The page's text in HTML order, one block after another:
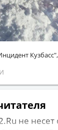
Кузбасс",
не